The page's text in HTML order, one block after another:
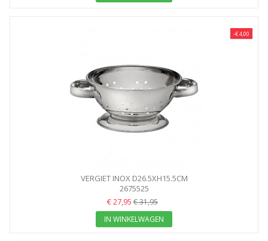
-€ 4,00
VERGIET INOX D26.5XH15.5CM
2675525
€ 27,95 € 31,95
IN WINKELWAGEN